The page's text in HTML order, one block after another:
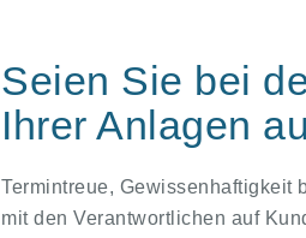
Seien Sie bei
Ihrer Anlagen
Termintreue, Gewissenhaftigkeit
mit den Verantwortlichen auf